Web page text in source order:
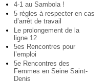
4-1 au Sambola !
5 règles à respecter en cas
d’arrêt de travail
Le prolongement de la
ligne 12
5es Rencontres pour
l’emploi
5e Rencontres des
Femmes en Seine Saint-
Denis